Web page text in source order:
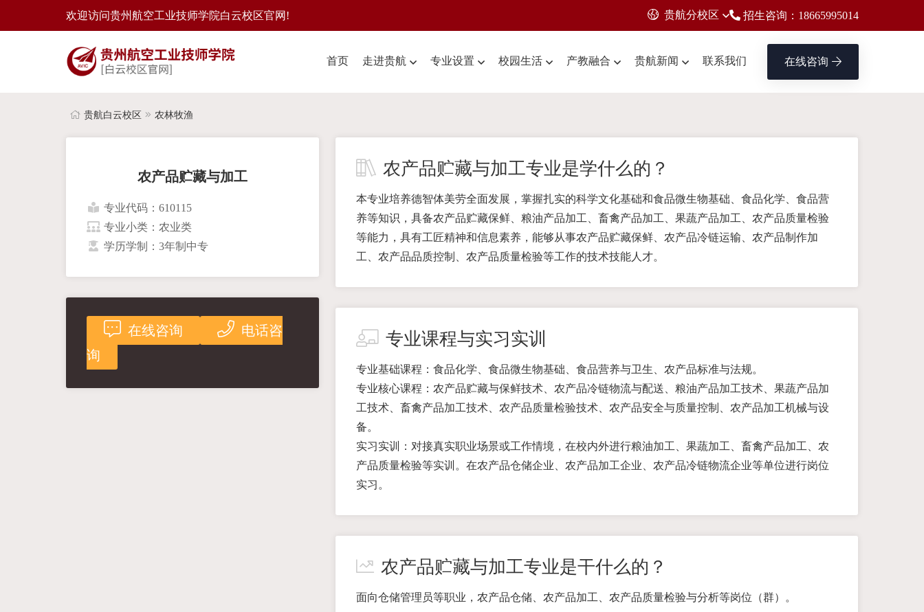
欢迎访问贵州航空工业技师学院白云校区官网! 贵航分校区 招生咨询：18665995014
首页 走进贵航 专业设置 校园生活 产教融合 贵航新闻 联系我们 在线咨询
贵航白云校区 农林牧渔
农产品贮藏与加工
专业代码：610115
专业小类：农业类
学历学制：3年制中专
在线咨询
电话咨
询
农产品贮藏与加工专业是学什么的？
本专业培养德智体美劳全面发展，掌握扎实的科学文化基础和食品微生物基础、食品化学、食品营
养等知识，具备农产品贮藏保鲜、粮油产品加工、畜禽产品加工、果蔬产品加工、农产品质量检验
等能力，具有工匠精神和信息素养，能够从事农产品贮藏保鲜、农产品冷链运输、农产品制作加
工、农产品品质控制、农产品质量检验等工作的技术技能人才。
专业课程与实习实训
专业基础课程：食品化学、食品微生物基础、食品营养与卫生、农产品标准与法规。
专业核心课程：农产品贮藏与保鲜技术、农产品冷链物流与配送、粮油产品加工技术、果蔬产品加
工技术、畜禽产品加工技术、农产品质量检验技术、农产品安全与质量控制、农产品加工机械与设
备。
实习实训：对接真实职业场景或工作情境，在校内外进行粮油加工、果蔬加工、畜禽产品加工、农
产品质量检验等实训。在农产品仓储企业、农产品加工企业、农产品冷链物流企业等单位进行岗位
实习。
农产品贮藏与加工专业是干什么的？
面向仓储管理员等职业，农产品仓储、农产品加工、农产品质量检验与分析等岗位（群）。